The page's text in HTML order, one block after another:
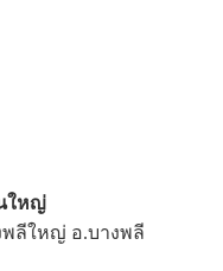
ใหญ่
พลีใหญ่ อ.บางพลี